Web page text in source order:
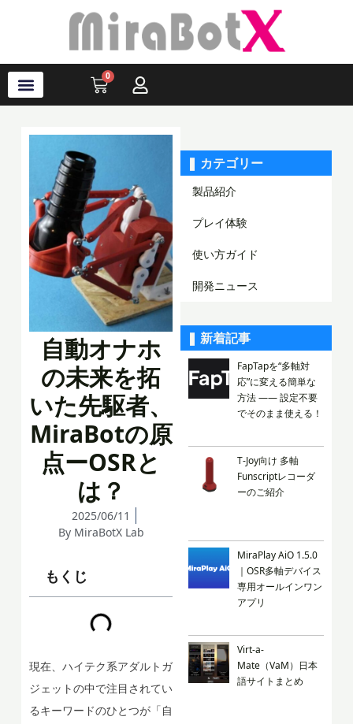
ス
ッ
0
Cart
自動オナホ
の未来を拓
いた先駆者、
MiraBotの原
点ーOSRと
は？
2025/06/11
ByMiraBotX Lab
もくじ
現在、ハイテク系アダルトガ
ジェットの中で注目されてい
るキーワードのひとつが「自
❚ カテゴリー
製品紹介
プレイ体験
使い方ガイド
開発ニュース
❚ 新着記事
FapTapを“多軸対
応”に変える簡単な
方法 —— 設定不要
でそのまま使える！
T-Joy向け 多軸
Funscriptレコーダ
ーのご紹介
MiraPlay AiO 1.5.0
｜OSR多軸デバイス
専用オールインワン
アプリ
Virt-a-
Mate（VaM）日本
語サイトまとめ